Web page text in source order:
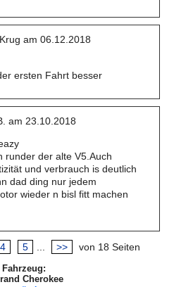
am 06.12.2018
ersten Fahrt besser
am 23.10.2018
runder der alte V5.Auch
und verbrauch is deutlich
dad ding nur jedem
wieder n bisl fitt machen
4 5 >> von 18 Seiten
Fahrzeug:
Cherokee